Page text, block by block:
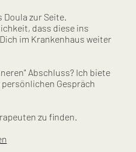
zur Seite.
dass diese ins
im Krankenhaus weiter
Abschluss? Ich biete
Gespräch
zu finden.